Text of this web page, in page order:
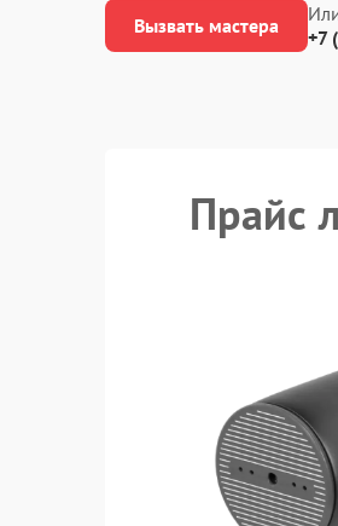
Вызвать мастера
+7
Прайс